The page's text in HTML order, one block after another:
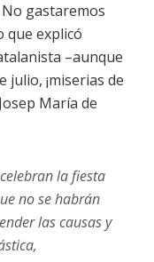
No gastaremos
que explicó
–aunque
julio, ¡miserias de
María de
la fiesta
no se habrán
las causas y